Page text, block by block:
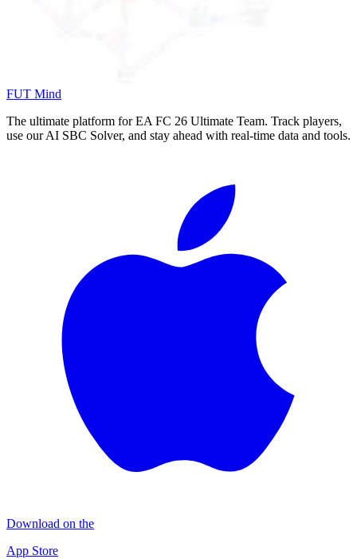
FUT Mind
The ultimate platform for EA FC 26 Ultimate Team. Track players,
use our AI SBC Solver, and stay ahead with real-time data and tools.
Download on the
App Store